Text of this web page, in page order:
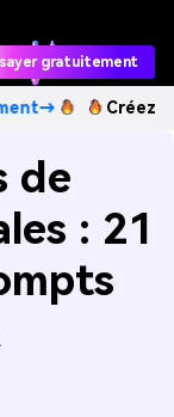
gratuitement
Créez des
de
: 21